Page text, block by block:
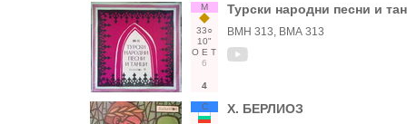
М
33○
10"
О Е Т
6
4
Турски народни песни и
ВМН 313, ВМА 313
С Х. БЕРЛИОЗ